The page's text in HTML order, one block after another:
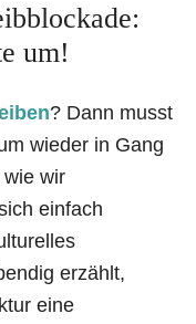
um!
? Dann musst
wieder in Gang
wir
einfach
erzählt,
eine